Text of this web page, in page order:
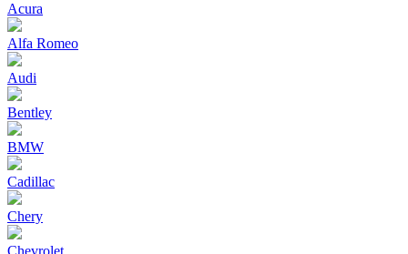
Acura
Alfa Romeo
Audi
Bentley
BMW
Cadillac
Chery
Chevrolet